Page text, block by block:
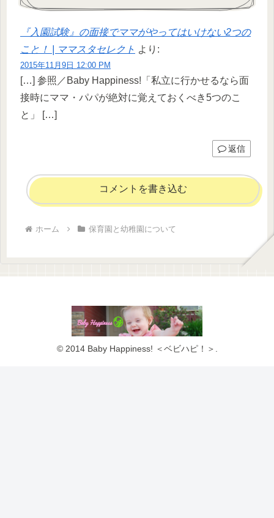
『入園試験』の面接でママがやってはいけない2つの
こと！ | ママスタセレクト より:
2015年11月9日 12:00 PM
[…] 参照／Baby Happiness!「私立に行かせるなら面
接時にママ・パパが絶対に覚えておくべき5つのこ
と」 […]
返信
コメントを書き込む
ホーム 保育園と幼稚園について
© 2014 Baby Happiness! ＜ベビハピ！＞.